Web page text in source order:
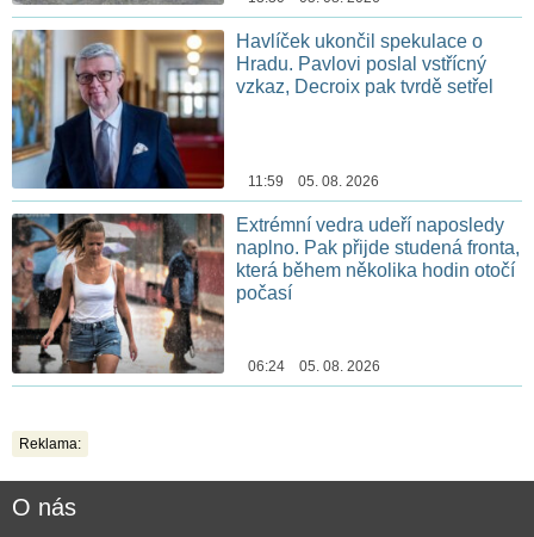
Havlíček ukončil spekulace o
Hradu. Pavlovi poslal vstřícný
vzkaz, Decroix pak tvrdě setřel
11:59 05. 08. 2026
Extrémní vedra udeří naposledy
naplno. Pak přijde studená fronta,
která během několika hodin otočí
počasí
06:24 05. 08. 2026
Reklama:
O nás